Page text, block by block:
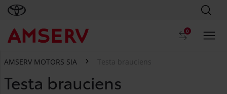
0
AMSERV MOTORS SIA Testa brauciens
Testa brauciens